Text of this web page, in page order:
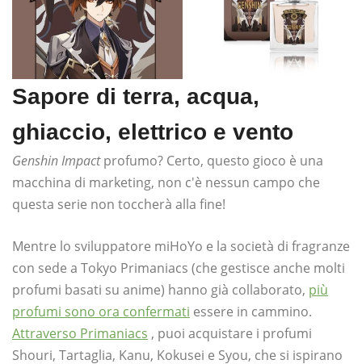
Sapore di terra, acqua,
ghiaccio, elettrico e vento
Genshin Impactprofumo? Certo, questo gioco è una
macchina di marketing, non c'è nessun campo che
questa serie non toccherà alla fine!
Mentre lo sviluppatore miHoYo e la società di fragranze
con sede a Tokyo Primaniacs (che gestisce anche molti
profumi basati su anime) hanno già collaborato, più
profumi sono ora confermati essere in cammino.
Attraverso Primaniacs , puoi acquistare i profumi
Shouri, Tartaglia, Kanu, Kokusei e Syou, che si ispirano